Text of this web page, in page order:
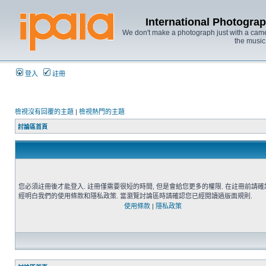
International
We don't make a photograph just with a
the
登入 註冊
檢視沒有回覆的主題 | 檢視熱門的主題
討論區首頁
您必須註冊後才能登入. 註冊僅需要很短的時間, 但是會給您更多的權限. 在註冊前請確
經明白我們的使用條款和隱私政策. 當瀏覽討論區時請確認您已經閱讀過版面規則.
使用條款 | 隱私政策